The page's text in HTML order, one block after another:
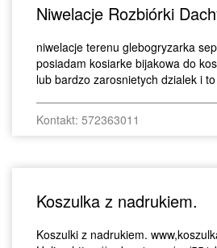
Niwelacje Rozbiórki
niwelacje terenu glebogryzarka
posiadam kosiarke bijakowa do
lub bardzo zarosnietych dzialek i
Kontakt: 572363011
Koszulka z nadrukiem.
Koszulki z nadrukiem.